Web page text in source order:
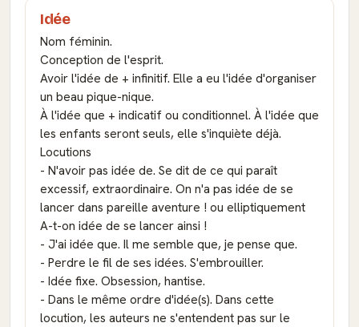
Idée
Nom féminin.
Conception de l'esprit.
Avoir l'idée de + infinitif. Elle a eu l'idée d'organiser
un beau pique-nique.
À l'idée que + indicatif ou conditionnel. À l'idée que
les enfants seront seuls, elle s'inquiète déjà.
Locutions
- N'avoir pas idée de. Se dit de ce qui paraît
excessif, extraordinaire. On n'a pas idée de se
lancer dans pareille aventure ! ou elliptiquement
A-t-on idée de se lancer ainsi !
- J'ai idée que. Il me semble que, je pense que.
- Perdre le fil de ses idées. S'embrouiller.
- Idée fixe. Obsession, hantise.
- Dans le même ordre d'idée(s). Dans cette
locution, les auteurs ne s'entendent pas sur le